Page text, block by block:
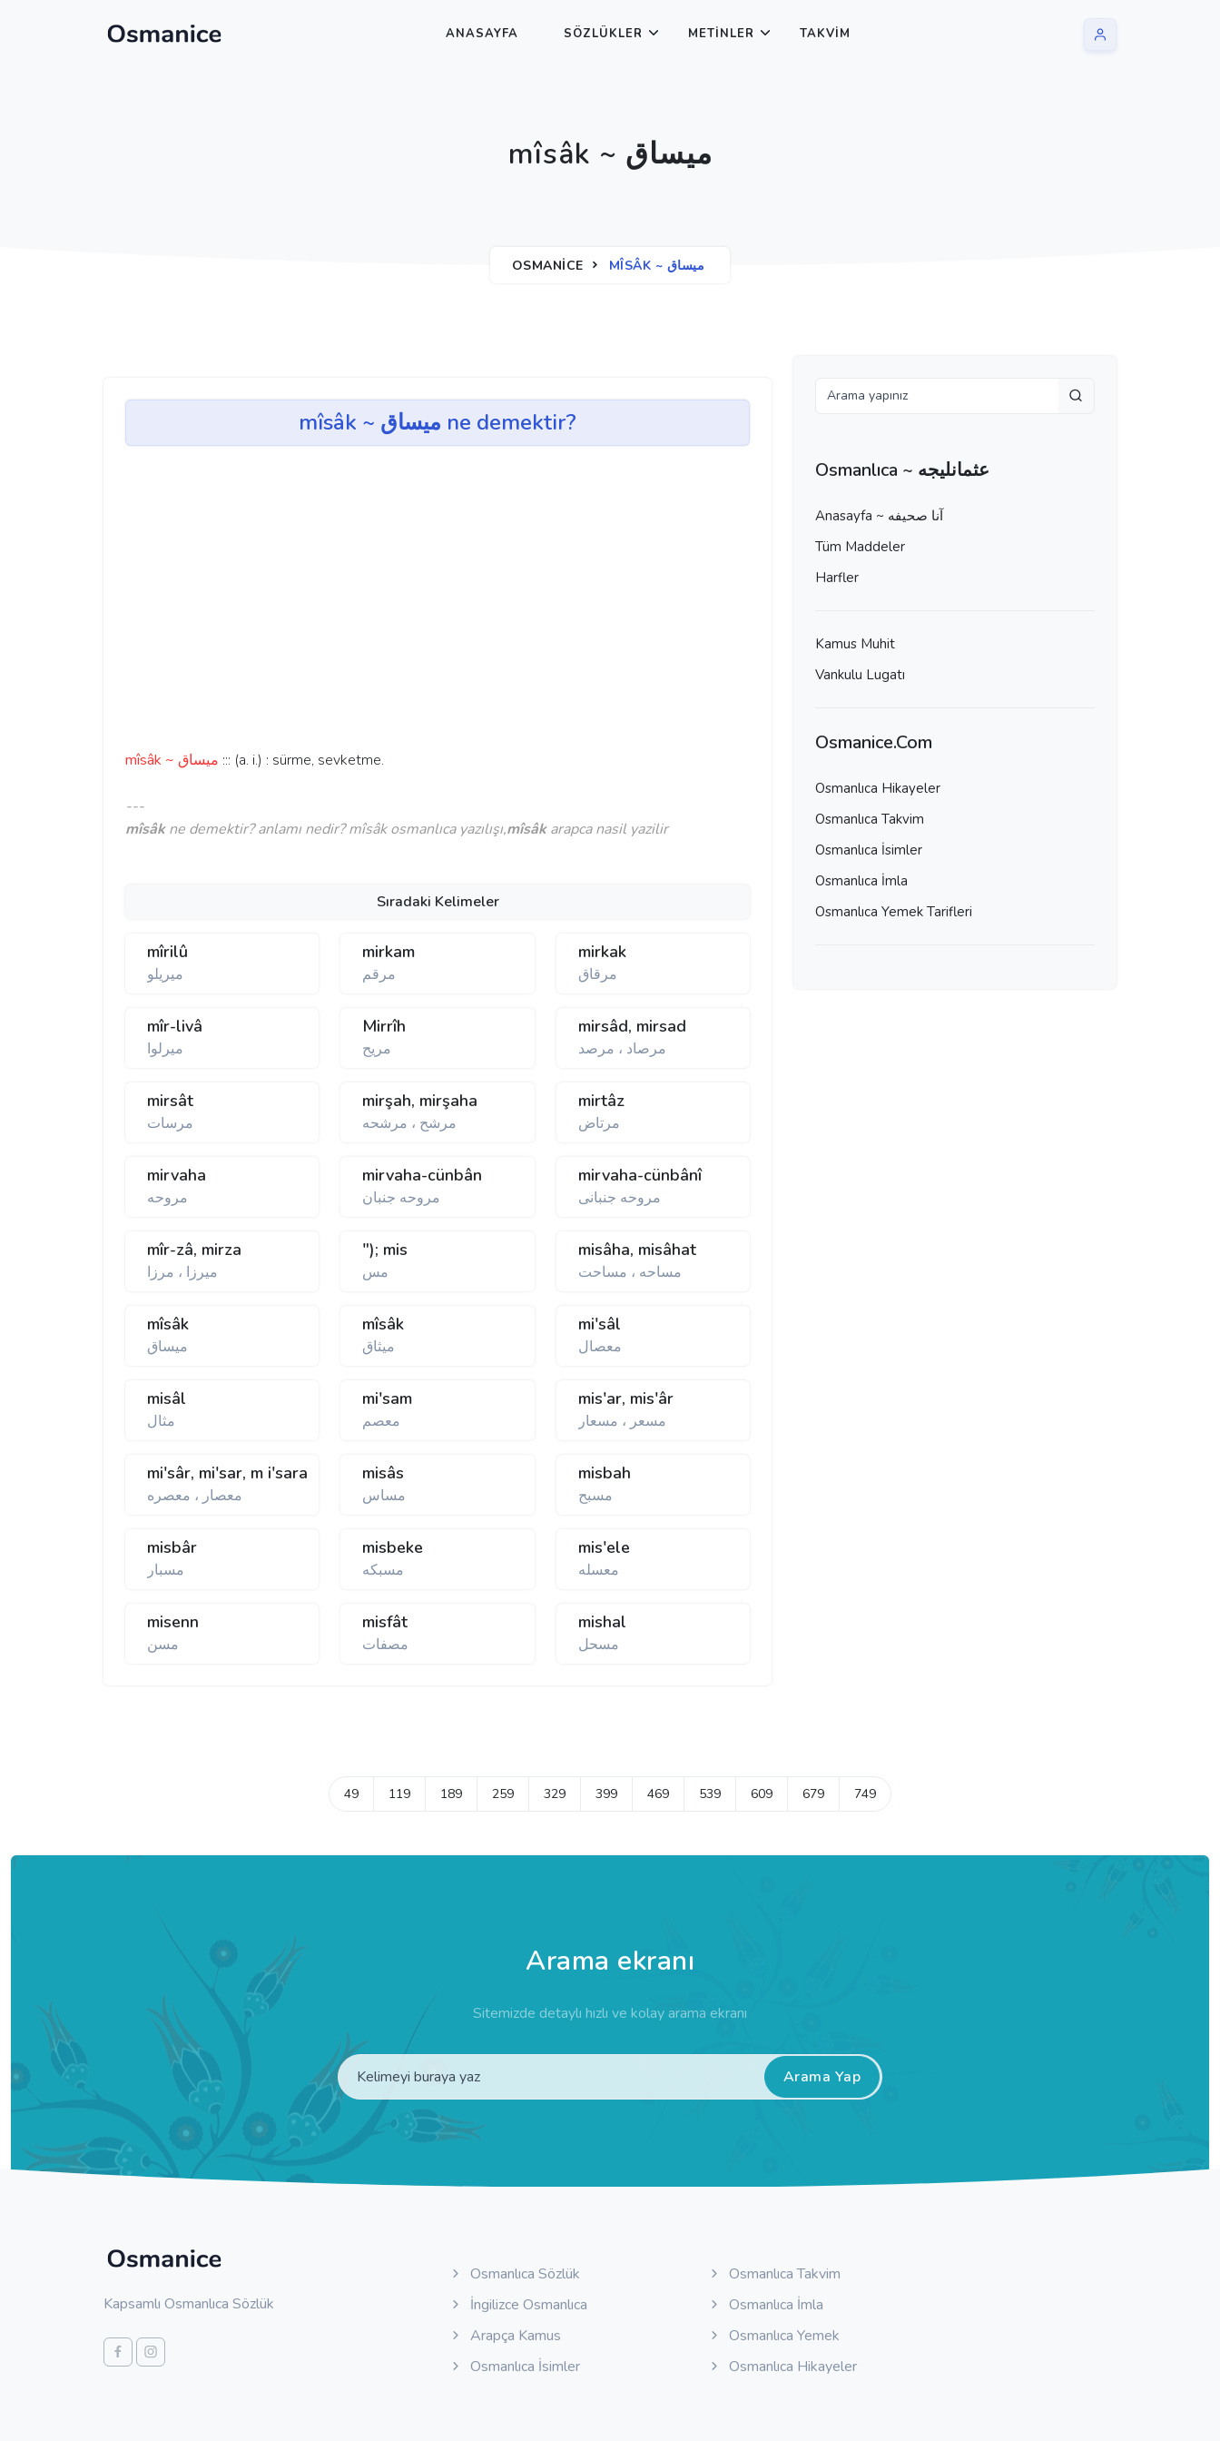
ANASAYFA SÖZLÜKLER METINLER TAKVIM
mîsâk ~ ميساق
OSMANICE MÎSÂK ~ ميساق
mîsâk ~ ميساق ne demektir?
mîsâk ~ ميساق ::: (a. i.) : sürme, sevketme.
---
mîsâkne demektir? anlamı nedir? mîsâk osmanlıca yazılışı,mîsâkarapca nasil yazilir
Sıradaki Kelimeler
mîrilû
ميريلو
mirkam
مرقم
mirkak
مرقاق
mîr-livâ
ميرلوا
Mirrîh
مريح
mirsâd, mirsad
مرصاد ، مرصد
mirsât
مرسات
mirşah, mirşaha
مرشح ، مرشحه
mirtâz
مرتاض
mirvaha
مروحه
mirvaha-cünbân
مروحه جنبان
mirvaha-cünbânî
مروحه جنبانی
mîr-zâ, mirza
ميرزا ، مرزا
"); mis
مس
misâha, misâhat
مساحه ، مساحت
mîsâk
ميساق
mîsâk
ميثاق
mi'sâl
معصال
misâl
مثال
mi'sam
معصم
mis'ar, mis'âr
مسعر ، مسعار
mi'sâr, mi'sar, m i'sara
معصار ، معصره
misâs
مساس
misbah
مسبح
misbâr
مسبار
misbeke
مسبكه
mis'ele
معسله
misenn
مسن
misfât
مصفات
mishal
مسحل
Osmanlıca ~ عثمانليجه
Anasayfa ~ آنا صحيفه
Tüm Maddeler
Harfler
Kamus Muhit
Vankulu Lugatı
Osmanice.Com
Osmanlıca Hikayeler
Osmanlıca Takvim
Osmanlıca İsimler
Osmanlıca İmla
Osmanlıca Yemek Tarifleri
49 119 189 259 329 399 469 539 609 679 749
Arama ekranı
Sitemizde detaylı hızlı ve kolay arama ekranı
Arama Yap
Kapsamlı Osmanlıca Sözlük
Osmanlıca Sözlük
İngilizce Osmanlıca
Arapça Kamus
Osmanlıca İsimler
Osmanlıca Takvim
Osmanlıca İmla
Osmanlıca Yemek
Osmanlıca Hikayeler